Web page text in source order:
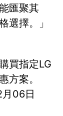
匯聚其
選擇。」
買指定LG
方案。
06日